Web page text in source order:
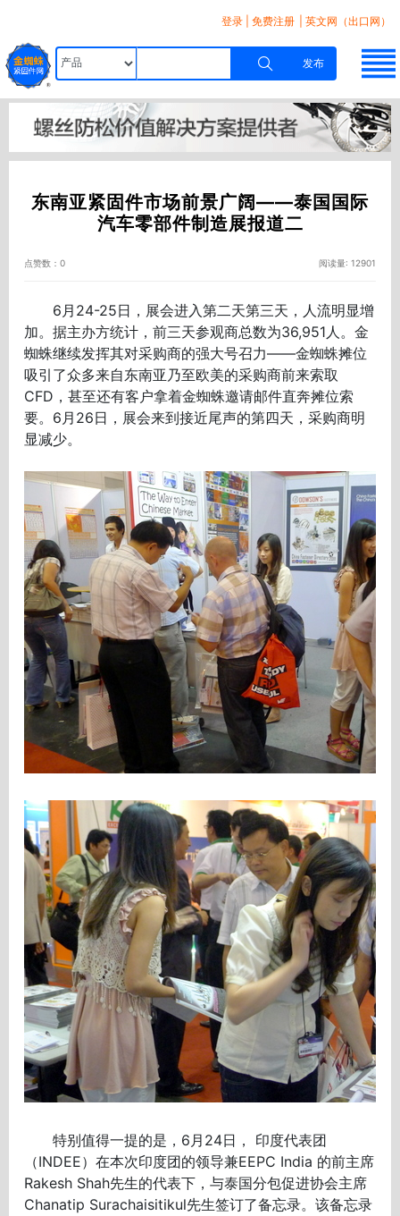
登录 免费注册 | 英文网（出口网）
发布
东南亚紧固件市场前景广阔——泰国国际
汽车零部件制造展报道二
点赞数：0 阅读量: 12901
6月24-25日，展会进入第二天第三天，人流明显增
加。据主办方统计，前三天参观商总数为36,951人。金
蜘蛛继续发挥其对采购商的强大号召力――金蜘蛛摊位
吸引了众多来自东南亚乃至欧美的采购商前来索取
CFD，甚至还有客户拿着金蜘蛛邀请邮件直奔摊位索
要。6月26日，展会来到接近尾声的第四天，采购商明
显减少。
特别值得一提的是，6月24日， 印度代表团
（INDEE）在本次印度团的领导兼EEPC India 的前主席
Rakesh Shah先生的代表下，与泰国分包促进协会主席
Chanatip Surachaisitikul先生签订了备忘录。该备忘录